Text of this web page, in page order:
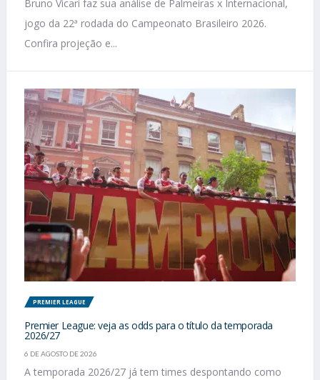
Bruno Vicari faz sua análise de Palmeiras x Internacional,
jogo da 22ª rodada do Campeonato Brasileiro 2026.
Confira projeção e...
PREMIER LEAGUE
Premier League: veja as odds para o título da temporada
2026/27
6 DE AGOSTO DE 2026
A temporada 2026/27 já tem times despontando como